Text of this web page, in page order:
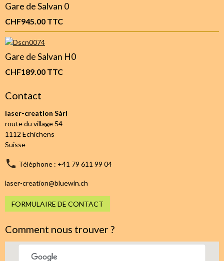
Gare de Salvan 0
CHF945.00 TTC
Gare de Salvan H0
CHF189.00 TTC
Contact
laser-creation Sàrl
route du village 54
1112 Echichens
Suisse
Téléphone : +41 79 611 99 04
laser-creation@bluewin.ch
FORMULAIRE DE CONTACT
Comment nous trouver ?